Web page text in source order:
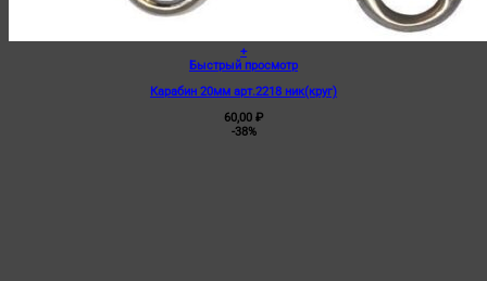
+
Быстрый просмотр
Карабин 20мм арт.2218 ник(круг)
60,00 ₽
-38%